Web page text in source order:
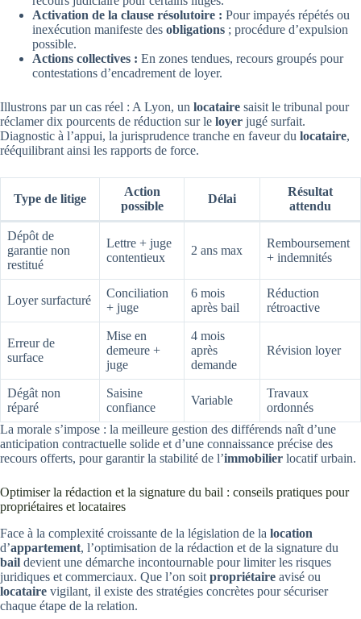
Activation de la clause résolutoire : Pour impayés répétés ou
inexécution manifeste des obligations ; procédure d’expulsion
possible.
Actions collectives : En zones tendues, recours groupés pour
contestations d’encadrement de loyer.
Illustrons par un cas réel : A Lyon, un locataire saisit le tribunal pour
réclamer dix pourcents de réduction sur le loyer jugé surfait.
Diagnostic à l’appui, la jurisprudence tranche en faveur du locataire,
rééquilibrant ainsi les rapports de force.
Type de litige
Action
possible
Délai
Résultat
attendu
Dépôt de
garantie non
restitué
Lettre + juge
contentieux
2 ans max
Remboursement
+ indemnités
Loyer surfacturé
Conciliation
+ juge
6 mois
après bail
Réduction
rétroactive
Erreur de
surface
Mise en
demeure +
juge
4 mois
après
demande
Révision loyer
Dégât non
réparé
Saisine
confiance
Variable
Travaux
ordonnés
La morale s’impose : la meilleure gestion des différends naît d’une
anticipation contractuelle solide et d’une connaissance précise des
recours offerts, pour garantir la stabilité de l’immobilier locatif urbain.
Optimiser la rédaction et la signature du bail : conseils pratiques pour
propriétaires et locataires
Face à la complexité croissante de la législation de la location
d’appartement, l’optimisation de la rédaction et de la signature du
bail devient une démarche incontournable pour limiter les risques
juridiques et commerciaux. Que l’on soit propriétaire avisé ou
locataire vigilant, il existe des stratégies concrètes pour sécuriser
chaque étape de la relation.